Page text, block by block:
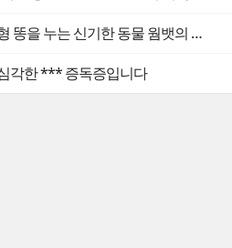
[훗] "이게 똥이라고?" 사각형 똥을 누는 신기한 동물 웜뱃의 비밀
각한 *** 증독증입니다